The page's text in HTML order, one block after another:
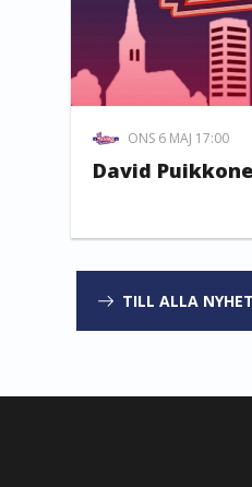
ONS 6 MAJ 17:00
David
TILL ALLA